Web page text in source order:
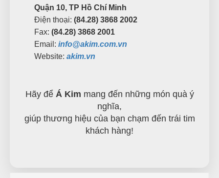
Quận 10, TP Hồ Chí Minh
Điện thoại: (84.28) 3868 2002
Fax: (84.28) 3868 2001
Email: info@akim.com.vn
Website: akim.vn
Hãy để Á Kim mang đến những món quà ý
nghĩa,
giúp thương hiệu của bạn chạm đến trái tim
khách hàng!